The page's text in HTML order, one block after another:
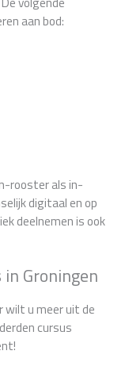
aan bod:
rooster als in-
digitaal en op
deelnemen is ook
Groningen
wilt u meer uit de
cursus